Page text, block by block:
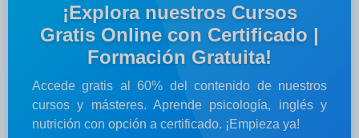
¡Explora nuestros Cursos
Gratis Online con Certificado |
Formación Gratuita!
Accede gratis al 60% del contenido de nuestros
cursos y másteres. Aprende psicología, inglés y
nutrición con opción a certificado. ¡Empieza ya!